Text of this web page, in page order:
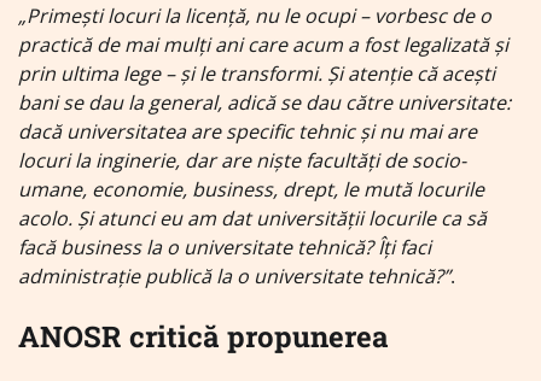
„Primești locuri la licență, nu le ocupi – vorbesc de o
practică de mai mulți ani care acum a fost legalizată și
prin ultima lege – și le transformi. Și atenție că acești
bani se dau la general, adică se dau către universitate:
dacă universitatea are specific tehnic și nu mai are
locuri la inginerie, dar are niște facultăți de socio-
umane, economie, business, drept, le mută locurile
acolo. Și atunci eu am dat universității locurile ca să
facă business la o universitate tehnică? Îți faci
administrație publică la o universitate tehnică?”.
ANOSR critică propunerea